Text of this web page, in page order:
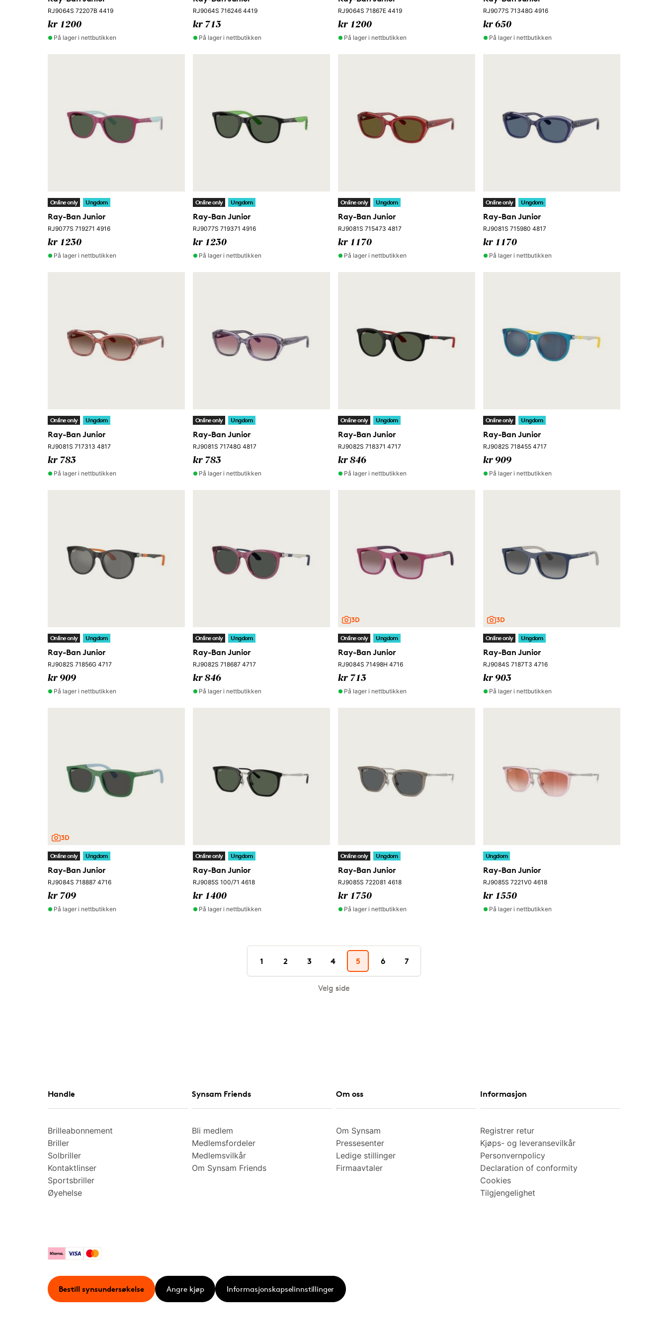
RJ9064S 72207B 4419
kr 1200
På lager i nettbutikken
RJ9064S 716246 4419
kr 713
På lager i nettbutikken
RJ9064S 71867E 4419
kr 1200
På lager i nettbutikken
RJ9077S 71348G 4916
kr 650
På lager i nettbutikken
Online only Ungdom
Ray-Ban Junior
RJ9077S 719271 4916
kr 1230
På lager i nettbutikken
Online only Ungdom
Ray-Ban Junior
RJ9077S 719371 4916
kr 1230
På lager i nettbutikken
Online only Ungdom
Ray-Ban Junior
RJ9081S 715473 4817
kr 1170
På lager i nettbutikken
Online only Ungdom
Ray-Ban Junior
RJ9081S 715980 4817
kr 1170
På lager i nettbutikken
Online only Ungdom
Ray-Ban Junior
RJ9081S 717313 4817
kr 783
På lager i nettbutikken
Online only Ungdom
Ray-Ban Junior
RJ9081S 71748G 4817
kr 783
På lager i nettbutikken
Online only Ungdom
Ray-Ban Junior
RJ9082S 718371 4717
kr 846
På lager i nettbutikken
Online only Ungdom
Ray-Ban Junior
RJ9082S 718455 4717
kr 909
På lager i nettbutikken
Online only Ungdom
Ray-Ban Junior
RJ9082S 71856G 4717
kr 909
På lager i nettbutikken
Online only Ungdom
Ray-Ban Junior
RJ9082S 718687 4717
kr 846
På lager i nettbutikken
Online only Ungdom
Ray-Ban Junior
RJ9084S 71498H 4716
kr 713
På lager i nettbutikken
Online only Ungdom
Ray-Ban Junior
RJ9084S 7187T3 4716
kr 903
På lager i nettbutikken
Online only Ungdom
Ray-Ban Junior
RJ9084S 718887 4716
kr 709
På lager i nettbutikken
Online only Ungdom
Ray-Ban Junior
RJ9085S 100/71 4618
kr 1400
På lager i nettbutikken
Online only Ungdom
Ray-Ban Junior
RJ9085S 722081 4618
kr 1750
På lager i nettbutikken
Ungdom
Ray-Ban Junior
RJ9085S 7221V0 4618
kr 1550
På lager i nettbutikken
1 2 3 4 5 6 7
Velg side
Handle
Brilleabonnement
Briller
Solbriller
Kontaktlinser
Sportsbriller
Øyehelse
Synsam Friends
Bli medlem
Medlemsfordeler
Medlemsvilkår
Om Synsam Friends
Om oss
Om Synsam
Pressesenter
Ledige stillinger
Firmaavtaler
Informasjon
Registrer retur
Kjøps- og leveransevilkår
Personvernpolicy
Declaration of conformity
Cookies
Tilgjengelighet
KlarnaVisa Mastercard
Bestill synsundersøkelse Angre kjøp Informasjonskapselinnstillinger